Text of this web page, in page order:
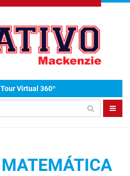
Tour Virtual 360º
MATEMÁTICA